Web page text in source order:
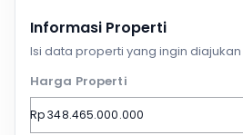
Informasi Properti
Isi data properti yang ingin diajukan
Harga Properti